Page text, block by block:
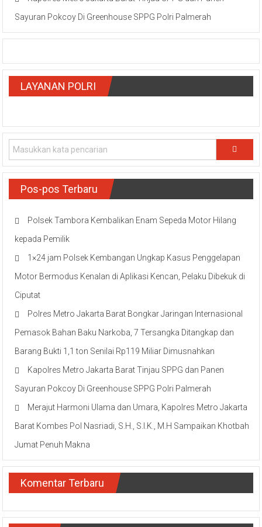
Sayuran Pokcoy Di Greenhouse SPPG Polri Palmerah
LAYANAN POLRI
Pos-pos Terbaru
Polsek Tambora Kembalikan Enam Sepeda Motor Hilang
kepada Pemilik
1×24 jam Polsek Kembangan Ungkap Kasus Penggelapan
Motor Bermodus Kenalan di Aplikasi Kencan, Pelaku Dibekuk di
Ciputat
Polres Metro Jakarta Barat Bongkar Jaringan Internasional
Pemasok Bahan Baku Narkoba, 7 Tersangka Ditangkap dan
Barang Bukti 1,1 ton Senilai Rp119 Miliar Dimusnahkan
Kapolres Metro Jakarta Barat Tinjau SPPG dan Panen
Sayuran Pokcoy Di Greenhouse SPPG Polri Palmerah
Merajut Harmoni Ulama dan Umara, Kapolres Metro Jakarta
Barat Kombes Pol Nasriadi, S.H., S.I.K., M.H Sampaikan Khotbah
Jumat Penuh Makna
Komentar Terbaru